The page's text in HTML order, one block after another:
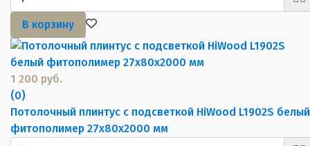
В корзину
1 200 руб.
(0)
Потолочный плинтус с подсветкой HiWood L1902S белый
фитополимер 27х80х2000 мм